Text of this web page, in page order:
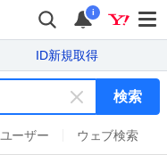
i
ID新規取得
キ
ー
検索
ユーザー ウェブ検索